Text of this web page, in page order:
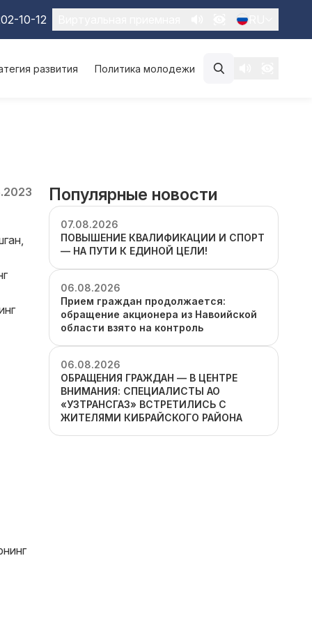
10-12
развития Политика молодежи
Популярные новости
07.08.2026
ПОВЫШЕНИЕ КВАЛИФИКАЦИИ И СПОРТ
— НА ПУТИ К ЕДИНОЙ ЦЕЛИ!
06.08.2026
Прием граждан продолжается:
обращение акционера из Навоийской
области взято на контроль
06.08.2026
ОБРАЩЕНИЯ ГРАЖДАН — В ЦЕНТРЕ
ВНИМАНИЯ: СПЕЦИАЛИСТЫ АО
«УЗТРАНСГАЗ» ВСТРЕТИЛИСЬ С
ЖИТЕЛЯМИ КИБРАЙСКОГО РАЙОНА